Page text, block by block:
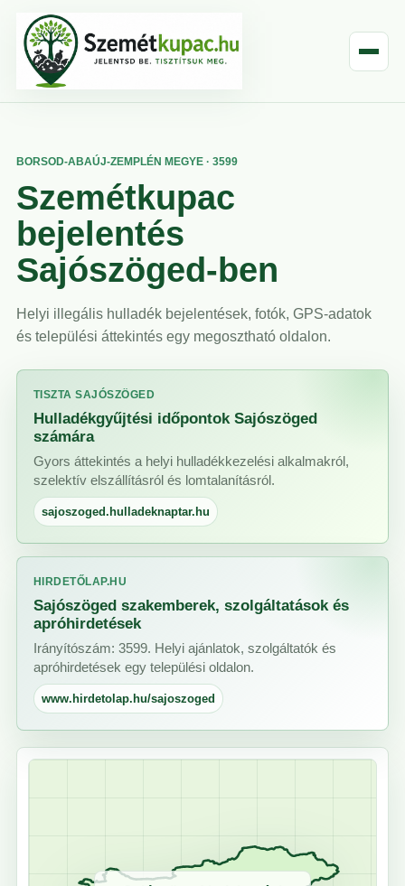
BORSOD-ABAÚJ-ZEMPLÉN MEGYE · 3599
Szemétkupac
bejelentés
Sajószöged-ben
Helyi illegális hulladék bejelentések, fotók, GPS-adatok
és települési áttekintés egy megosztható oldalon.
TISZTA SAJÓSZÖGED
Hulladékgyűjtési időpontok Sajószöged
számára
Gyors áttekintés a helyi hulladékkezelési alkalmakról,
szelektív elszállításról és lomtalanításról.
sajoszoged.hulladeknaptar.hu
HIRDETŐLAP.HU
Sajószöged szakemberek, szolgáltatások és
apróhirdetések
Irányítószám: 3599. Helyi ajánlatok, szolgáltatók és
apróhirdetések egy települési oldalon.
www.hirdetolap.hu/sajoszoged